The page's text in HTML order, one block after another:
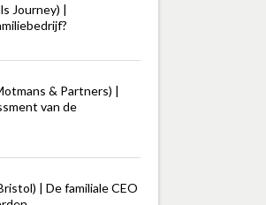
Journey) |
& Partners) |
van de
| De familiale CEO